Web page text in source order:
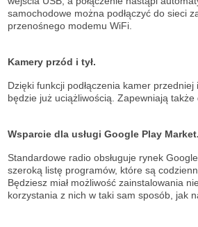
samochodowe można podłączyć do sieci
przenośnego modemu WiFi.
Kamery przód i tył.
Dzięki funkcji podłączenia kamer
będzie już uciążliwością. Zapewniają
Wsparcie dla usługi Google Play Market.
Standardowe radio obsługuje rynek
szeroką listę programów, które są
Będziesz miał możliwość zainstalowania
korzystania z nich w taki sam sposób, jak